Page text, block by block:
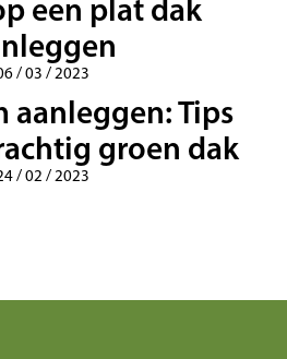
een plat dak
/ 03 / 2023
aanleggen: Tips
groen dak
/ 02 / 2023